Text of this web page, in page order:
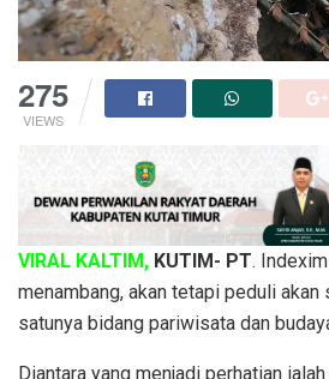
275
VIEWS
VIRAL KALTIM, KUTIM- PT.
menambang, akan tetapi peduli akan
satunya bidang pariwisata dan
Diantara yang menjadi perhatian